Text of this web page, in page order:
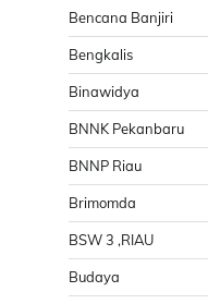
Bencana Banjiri
Bengkalis
Binawidya
BNNK Pekanbaru
BNNP Riau
Brimomda
BSW 3 ,RIAU
Budaya